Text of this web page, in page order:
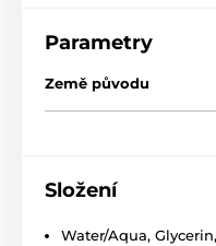
Parametry
Země původu
Složení
Water/Aqua,